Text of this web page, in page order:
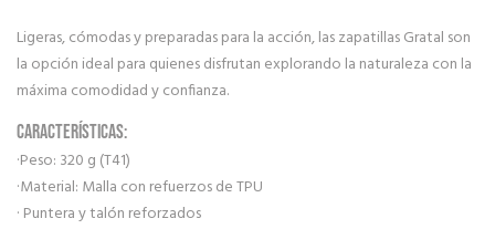
Ligeras, cómodas y preparadas para la acción, las zapatillas Gratal son
la opción ideal para quienes disfrutan explorando la naturaleza con la
máxima comodidad y confianza.
CARACTERÍSTICAS:
·Peso: 320 g (T41)
·Material: Malla con refuerzos de TPU
· Puntera y talón reforzados